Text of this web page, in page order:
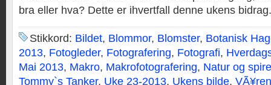
bra eller hva? Dette er ihvertfall denne ukens bidrag.
Stikkord: Bildet, Blommor, Blomster, Botanisk
2013, Fotogleder, Fotografering, Fotografi,
Mai 2013, Makro, Makrofotografering, Natur og
Tommy`s Tanker, Uke 23-2013, Ukens bilde,